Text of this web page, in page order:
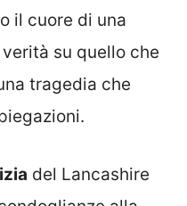
il cuore di una
su quello che
tragedia che
del Lancashire